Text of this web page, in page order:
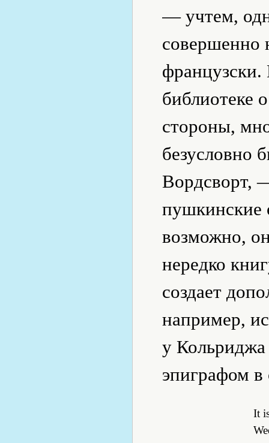
— учтем,
совершенно
французски.
библиотеке
стороны,
безусловно
Вордсворт,
пушкинские
возможно,
нередко
создает
например,
у
эпиграфом
It